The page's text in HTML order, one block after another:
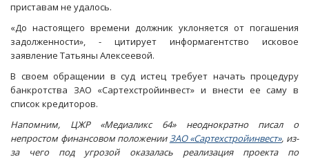
приставам не удалось.
«До настоящего времени должник уклоняется от погашения
задолженности», - цитирует информагентство исковое
заявление Татьяны Алексеевой.
В своем обращении в суд истец требует начать процедуру
банкротства ЗАО «Сартехстройинвест» и внести ее саму в
список кредиторов.
Напомним, ЦЖР «Медиаликс 64» неоднократно писал о
непростом финансовом положенииЗАО «Сартехстройинвест», из-
за чего под угрозой оказалась реализация проекта по